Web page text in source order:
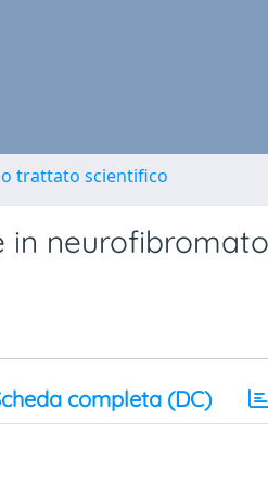
trattato scientifico
completa (DC)